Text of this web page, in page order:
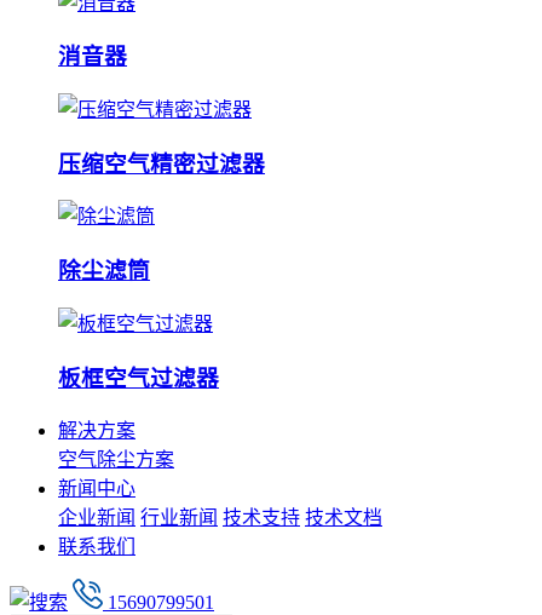
消音器
压缩空气精密过滤器
除尘滤筒
板框空气过滤器
解决方案
空气除尘方案
新闻中心
企业新闻 行业新闻 技术支持 技术文档
联系我们
15690799501